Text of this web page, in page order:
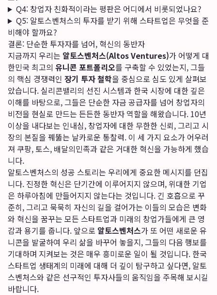
Q4: 창업자 친화적이라는 평판은 어디에서 비롯되었나요?
Q5: 알토스벤처스의 투자를 받기 위해 스타트업은 무엇을 준
비해야 할까요?
결론: 단순한 투자자를 넘어, 혁신의 동반자
지금까지 우리는 알토스벤처스(Altos Ventures)가 어떻게 대
한민국 최고의 유니콘 포트폴리오를 구축할 수 있었는지, 그들
의 핵심 경쟁력인 장기 투자 철학을 중심으로 심도 있게 살펴보
았습니다. 실리콘밸리의 선진 시스템과 한국 시장에 대한 깊은
이해를 바탕으로, 그들은 단순한 자금 공급자를 넘어 창업자의
비전을 현실로 만드는 든든한 동반자 역할을 해왔습니다. 10년
이상을 내다보는 인내심, 창업자에 대한 무한한 신뢰, 그리고 시
장의 본질을 꿰뚫는 날카로운 통찰력. 이 세 가지 요소가 어우러
져 쿠팡, 토스, 배달의민족과 같은 거대한 혁신을 가능하게 했습
니다.
알토스벤처스의 성공 스토리는 우리에게 중요한 메시지를 던집
니다. 진정한 혁신은 단기간에 이루어지지 않으며, 위대한 기업
은 하루아침에 만들어지지 않는다는 것입니다. 긴 호흡으로 꾸
준히, 그리고 묵묵히 자신의 길을 걸어가는 이들의 모습은 변화
와 혁신을 꿈꾸는 모든 스타트업과 미래의 창업가들에게 큰 영
감과 용기를 줍니다. 앞으로 알토스벤처스가 또 어떤 새로운 유
니콘을 발굴하여 우리 삶을 바꾸어 놓을지, 그들의 다음 행보를
기대하며 지켜보는 것은 매우 흥미로운 일이 될 것입니다. 한국
스타트업 생태계의 미래에 대해 더 깊이 탐구하고 싶다면, 알토
스벤처스와 같은 선구적인 투자사들의 움직임을 주목해 보시길
바랍니다.